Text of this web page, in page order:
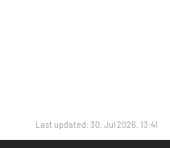
Last updated: 30. Jul 2026. 13:41